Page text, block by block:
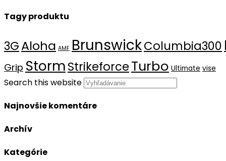
Tagy produktu
3GAloha AMF BrunswickColumbia300
Grip StormStrikeforceTurbo Ultimate vise
Search this website
Najnovšie komentáre
Archív
Kategórie